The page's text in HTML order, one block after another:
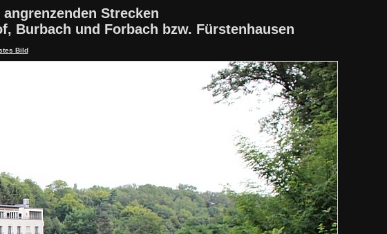
Strecken
Burbach und Forbach bzw. Fürstenhausen
Bild